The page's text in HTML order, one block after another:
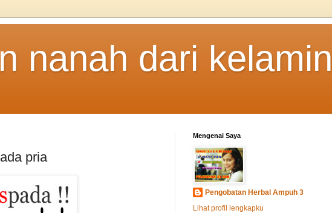
nanah dari kelamin
pria
Mengenai Saya
Pengobatan Herbal Ampuh 3
Lihat profil lengkapku